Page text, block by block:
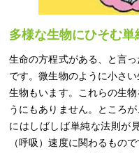
多様な生物にひそむ単
生命の方程式がある、と言
です。微生物のように小さ
生物もいます。これらの生
うにもありません。ところ
にはしばしば単純な法則が
（呼吸）速度に関わるもの